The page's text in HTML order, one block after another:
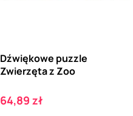
Dźwiękowe puzzle
Zwierzęta z Zoo
Cena
64,89 zł